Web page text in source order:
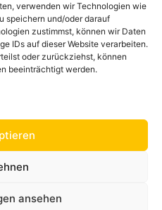
verwenden wir Technologien wie
speichern und/oder darauf
zustimmst, können wir Daten
IDs auf dieser Website verarbeiten.
oder zurückziehst, können
beeinträchtigt werden.
ansehen